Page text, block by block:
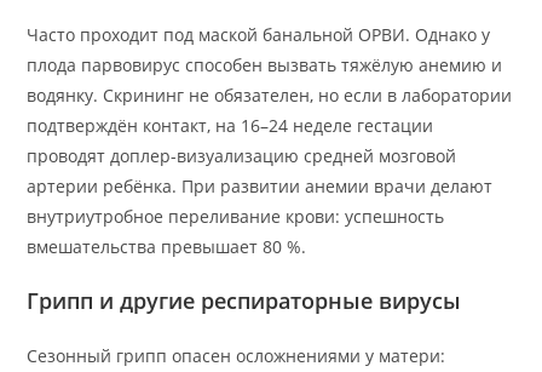
Часто проходит под маской банальной ОРВИ. Однако у
плода парвовирус способен вызвать тяжёлую анемию и
водянку. Скрининг не обязателен, но если в лаборатории
подтверждён контакт, на 16–24 неделе гестации
проводят доплер-визуализацию средней мозговой
артерии ребёнка. При развитии анемии врачи делают
внутриутробное переливание крови: успешность
вмешательства превышает 80 %.
Грипп и другие респираторные вирусы
Сезонный грипп опасен осложнениями у матери: